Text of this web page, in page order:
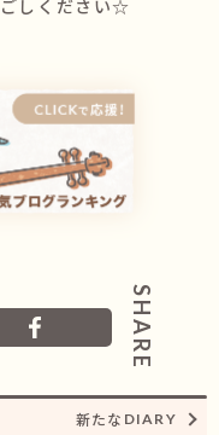
しください☆
新たな DIARY